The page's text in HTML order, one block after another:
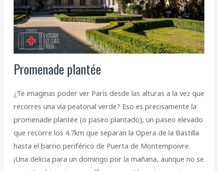
Promenade plantée
¿Te imaginas poder ver París desde las alturas a la vez que
recorres una vía peatonal verde? Eso es precisamente la
promenade plantée (o paseo plantado), un paseo elevado
que recorre los 4.7km que separan la Opera de la Bastilla
hasta el barrio periférico de Puerta de Montempoivre.
¡Una delicia para un domingo por la mañana, aunque no se